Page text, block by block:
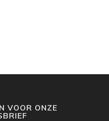
VOOR ONZE